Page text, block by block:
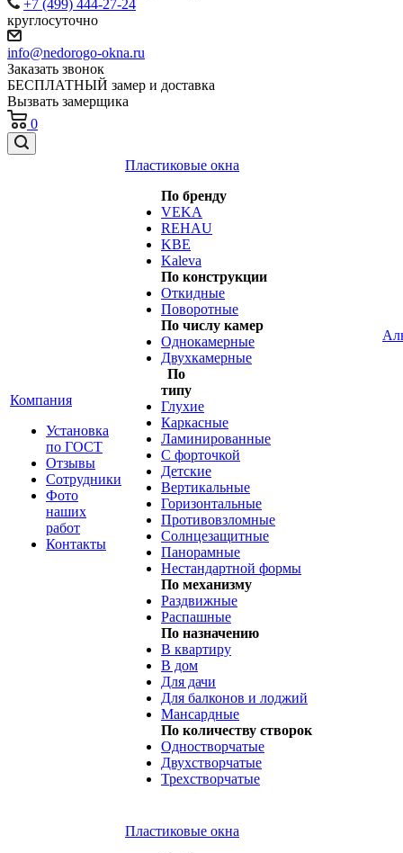
+7 (499) 444-27-24
круглосуточно
info@nedorogo-okna.ru
Заказать звонок
БЕСПЛАТНЫЙ замер и доставка
Вызвать замерщика
0
Компания
Установка
по ГОСТ
Отзывы
Сотрудники
Фото
наших
работ
Контакты
Пластиковые окна
По бренду
VEKA
REHAU
KBE
Kaleva
По конструкции
Откидные
Поворотные
По числу камер
Однокамерные
Двухкамерные
По
типу
Глухие
Каркасные
Ламинированные
С форточкой
Детские
Вертикальные
Горизонтальные
Противовзломные
Солнцезащитные
Панорамные
Нестандартной формы
По механизму
Раздвижные
Распашные
По назначению
В квартиру
В дом
Для дачи
Для балконов и лоджий
Мансардные
По количеству створок
Одностворчатые
Двухстворчатые
Трехстворчатые
Пластиковые окна